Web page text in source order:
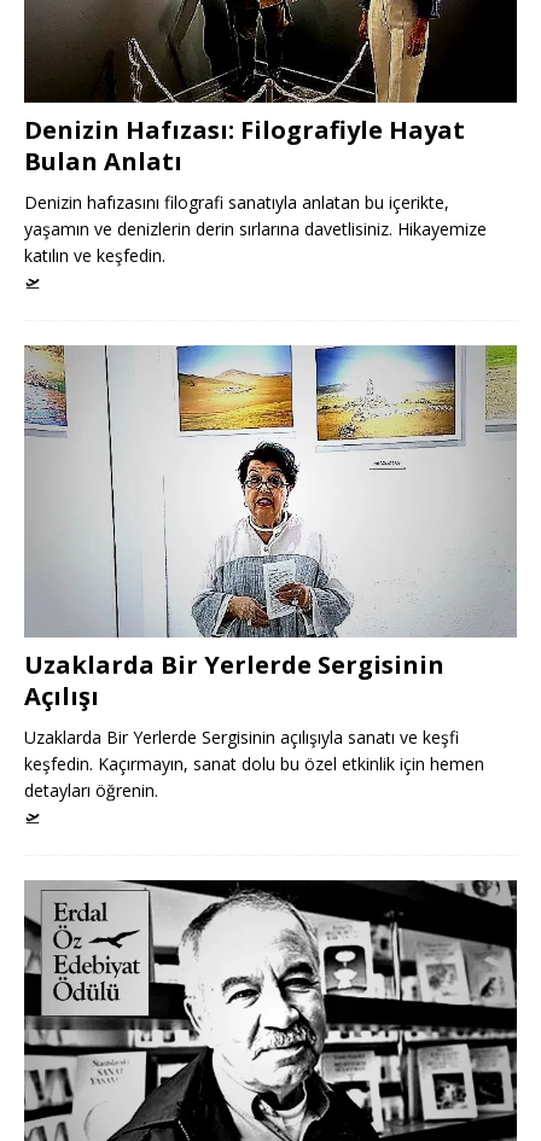
Denizin Hafızası: Filografiyle Hayat
Bulan Anlatı
Denizin hafızasını filografi sanatıyla anlatan bu içerikte,
yaşamın ve denizlerin derin sırlarına davetlisiniz. Hikayemize
katılın ve keşfedin.
🛫
Uzaklarda Bir Yerlerde Sergisinin
Açılışı
Uzaklarda Bir Yerlerde Sergisinin açılışıyla sanatı ve keşfi
keşfedin. Kaçırmayın, sanat dolu bu özel etkinlik için hemen
detayları öğrenin.
🛫